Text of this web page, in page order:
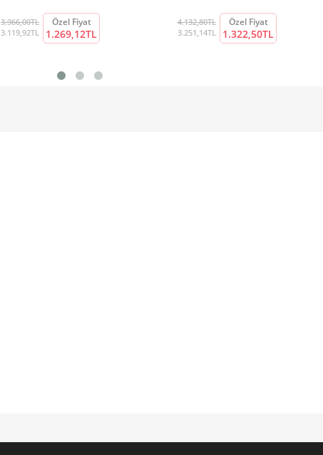
3.966,00TL
3.119,92TL
Özel Fiyat
1.269,12TL
4.132,80TL
3.251,14TL
Özel Fiyat
1.322,50TL